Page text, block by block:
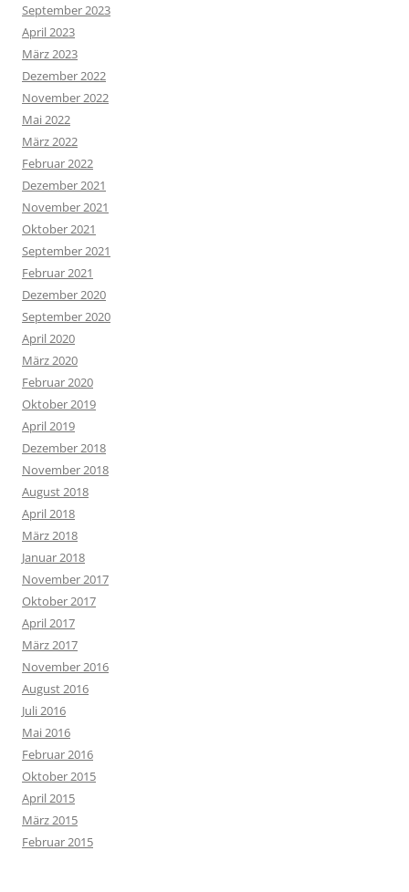
September 2023
April 2023
März 2023
Dezember 2022
November 2022
Mai 2022
März 2022
Februar 2022
Dezember 2021
November 2021
Oktober 2021
September 2021
Februar 2021
Dezember 2020
September 2020
April 2020
März 2020
Februar 2020
Oktober 2019
April 2019
Dezember 2018
November 2018
August 2018
April 2018
März 2018
Januar 2018
November 2017
Oktober 2017
April 2017
März 2017
November 2016
August 2016
Juli 2016
Mai 2016
Februar 2016
Oktober 2015
April 2015
März 2015
Februar 2015